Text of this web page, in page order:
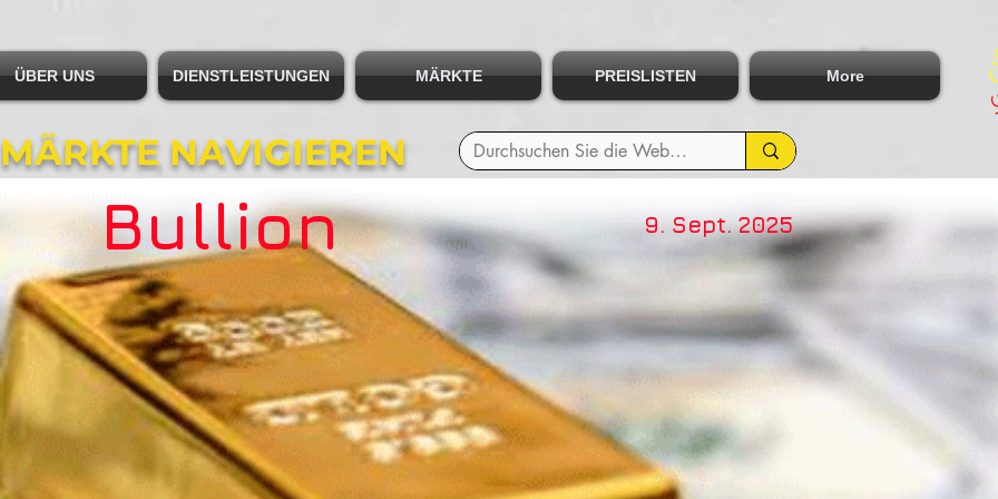
NAVIGIEREN
ÜBER UNS DIENSTLEISTUNGEN MÄRKTE PREISLISTEN More
Bullion 9. Sept. 2025